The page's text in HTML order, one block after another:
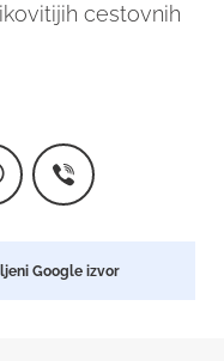
cestovnih
Google izvor